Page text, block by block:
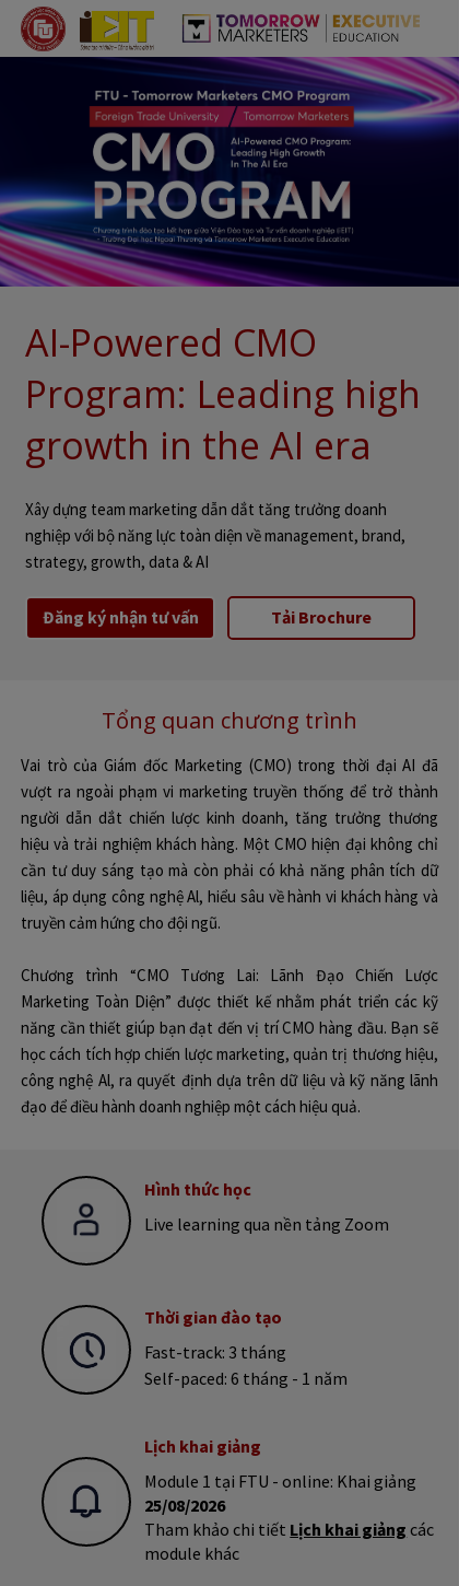
Tải Brochure
AI-Powered CMO
Program: Leading high
growth in the AI era
Đăng ký nhận tư vấn
Xây dựng team marketing dẫn dắt tăng trưởng doanh
nghiệp với bộ năng lực toàn diện về management, brand,
strategy, growth, data & AI
Vai trò của Giám đốc Marketing (CMO) trong thời đại AI đã
vượt ra ngoài phạm vi marketing truyền thống để trở thành
người dẫn dắt chiến lược kinh doanh, tăng trưởng thương
hiệu và trải nghiệm khách hàng. Một CMO hiện đại không chỉ
cần tư duy sáng tạo mà còn phải có khả năng phân tích dữ
liệu, áp dụng công nghệ Al, hiểu sâu về hành vi khách hàng và
truyền cảm hứng cho đội ngũ.
Chương trình “CMO Tương Lai: Lãnh Đạo Chiến Lược
Marketing Toàn Diện” được thiết kế nhằm phát triển các kỹ
năng cần thiết giúp bạn đạt đến vị trí CMO hàng đầu. Bạn sẽ
học cách tích hợp chiến lược marketing, quản trị thương hiệu,
công nghệ Al, ra quyết định dựa trên dữ liệu và kỹ năng lãnh
đạo để điều hành doanh nghiệp một cách hiệu quả.
Tổng quan chương trình
Thời gian đào tạo
Fast-track: 3 tháng
Self-paced: 6 tháng - 1 năm
Lịch khai giảng
Module 1 tại FTU - online: Khai giảng
25/08/2026
Tham khảo chi tiết Lịch khai giảng các
module khác
Hình thức học
Live learning qua nền tảng Zoom